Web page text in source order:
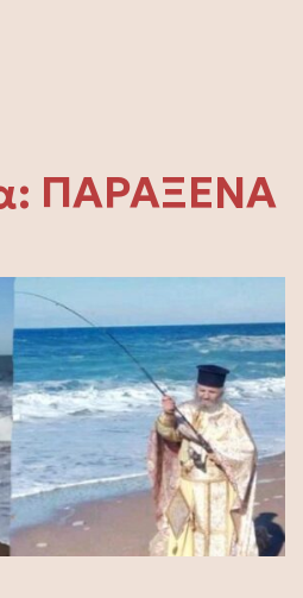
ΠΑΡΑΞΕΝΑ